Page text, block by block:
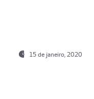
15 de janeiro, 2020